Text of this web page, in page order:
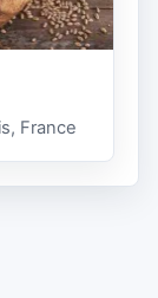
France